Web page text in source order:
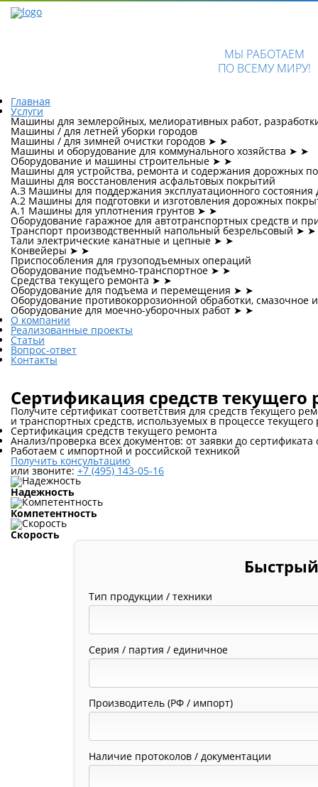
МЫ РАБОТАЕМ
ПО ВСЕМУ МИРУ!
Главная
Услуги
Машины для землеройных, мелиоративных работ,
Машины / для летней уборки городов
Машины / для зимней очистки городов ➤ ➤
Машины и оборудование для коммунального хозяйства ➤ ➤
Оборудование и машины строительные ➤ ➤
Машины для устройства, ремонта и содержания дорожных
Машины для восстановления асфальтовых покрытий
А.З Машины для поддержания эксплуатационного состояния
А.2 Машины для подготовки и изготовления дорожных
А.1 Машины для уплотнения грунтов ➤ ➤
Оборудование гаражное для автотранспортных средств и
Транспорт производственный напольный безрельсовый ➤ ➤
Тали электрические канатные и цепные ➤ ➤
Конвейеры ➤ ➤
Приспособления для грузоподъемных операций
Оборудование подъемно-транспортное ➤ ➤
Средства текущего ремонта ➤ ➤
Оборудование для подъема и перемещения ➤ ➤
Оборудование противокоррозионной обработки, смазочное
Оборудование для моечно-уборочных работ ➤ ➤
О компании
Реализованные проекты
Статьи
Вопрос-ответ
Контакты
Сертификация средств текущего
Получите сертификат соответствия для средств текущего
и транспортных средств, используемых в процессе
Сертификация средств текущего ремонта
Анализ/проверка всех документов: от заявки до сертификата
Работаем с импортной и российской техникой
Получить консультацию
или звоните:+7 (495) 143-05-16
Надежность
Компетентность
Скорость
Тип продукции / техники
Серия / партия / единичное
Производитель (РФ / импорт)
Наличие протоколов / документации